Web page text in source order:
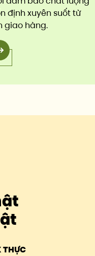
định xuyên suốt từ
giao hàng.
THỰC